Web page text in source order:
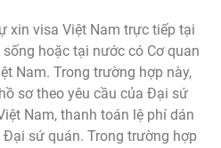
xin visa Việt Nam trực tiếp tại
hoặc tại nước có Cơ quan
Nam. Trong trường hợp này,
sơ theo yêu cầu của Đại sứ
Nam, thanh toán lệ phí dán
sứ quán. Trong trường hợp